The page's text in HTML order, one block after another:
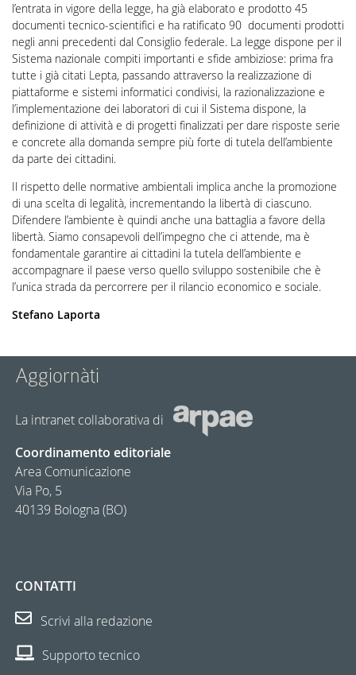
l’entrata in vigore della legge, ha già elaborato e prodotto 45
documenti tecnico-scientifici e ha ratificato 90 documenti prodotti
negli anni precedenti dal Consiglio federale. La legge dispone per il
Sistema nazionale compiti importanti e sfide ambiziose: prima fra
tutte i già citati Lepta, passando attraverso la realizzazione di
piattaforme e sistemi informatici condivisi, la razionalizzazione e
l’implementazione dei laboratori di cui il Sistema dispone, la
definizione di attività e di progetti finalizzati per dare risposte serie
e concrete alla domanda sempre più forte di tutela dell’ambiente
da parte dei cittadini.
Il rispetto delle normative ambientali implica anche la promozione
di una scelta di legalità, incrementando la libertà di ciascuno.
Difendere l’ambiente è quindi anche una battaglia a favore della
libertà. Siamo consapevoli dell’impegno che ci attende, ma è
fondamentale garantire ai cittadini la tutela dell’ambiente e
accompagnare il paese verso quello sviluppo sostenibile che è
l’unica strada da percorrere per il rilancio economico e sociale.
Stefano Laporta
Aggiornàti
La intranet collaborativa di
Coordinamento editoriale
Area Comunicazione
Via Po, 5
40139 Bologna (BO)
CONTATTI
Scrivi alla redazione
Supporto tecnico